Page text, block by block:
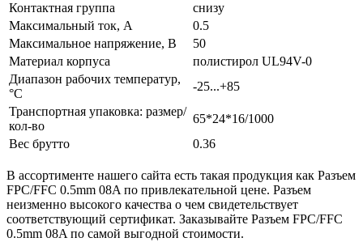
Контактная группа
снизу
Максимальный ток, А
0.5
Максимальное напряжение, В
50
Материал корпуса
полистирол UL94V-0
Диапазон рабочих температур,
°C
-25...+85
Транспортная упаковка: размер/
кол-во
65*24*16/1000
Вес брутто
0.36
В ассортименте нашего сайта есть такая продукция как Разъем
FPC/FFC 0.5mm 08A по привлекательной цене. Разъем
неизменно высокого качества о чем свидетельствует
соответствующий сертификат. Заказывайте Разъем FPC/FFC
0.5mm 08A по самой выгодной стоимости.